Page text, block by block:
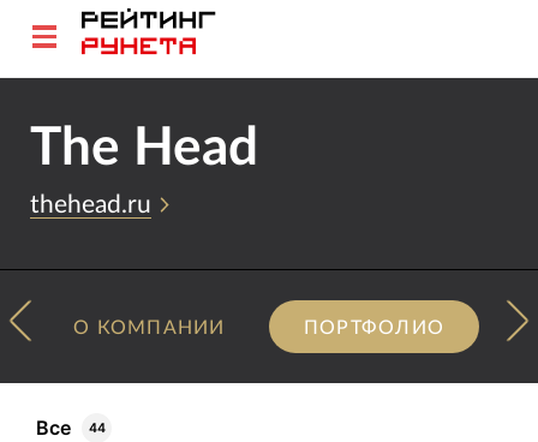
The Head
thehead.ru
О КОМПАНИИ ПОРТФОЛИО
Все 44